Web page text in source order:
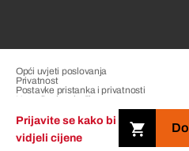
Prijavite se kako bi
vidjeli cijene
Copyright &copy; 2026 The
Opći uvjeti poslovanja
Privatnost
Postavke pristanka i privatnosti
Upravljanje pritužbama